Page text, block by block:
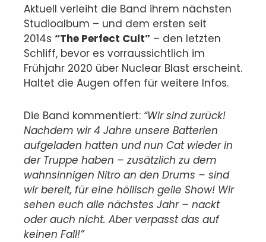
Aktuell verleiht die Band ihrem nächsten
Studioalbum – und dem ersten seit
2014s “The Perfect Cult” – den letzten
Schliff, bevor es vorraussichtlich im
Frühjahr 2020 über Nuclear Blast erscheint.
Haltet die Augen offen für weitere Infos.
Die Band kommentiert: “Wir sind zurück!
Nachdem wir 4 Jahre unsere Batterien
aufgeladen hatten und nun Cat wieder in
der Truppe haben – zusätzlich zu dem
wahnsinnigen Nitro an den Drums – sind
wir bereit, für eine höllisch geile Show! Wir
sehen euch alle nächstes Jahr – nackt
oder auch nicht. Aber verpasst das auf
keinen Fall!”